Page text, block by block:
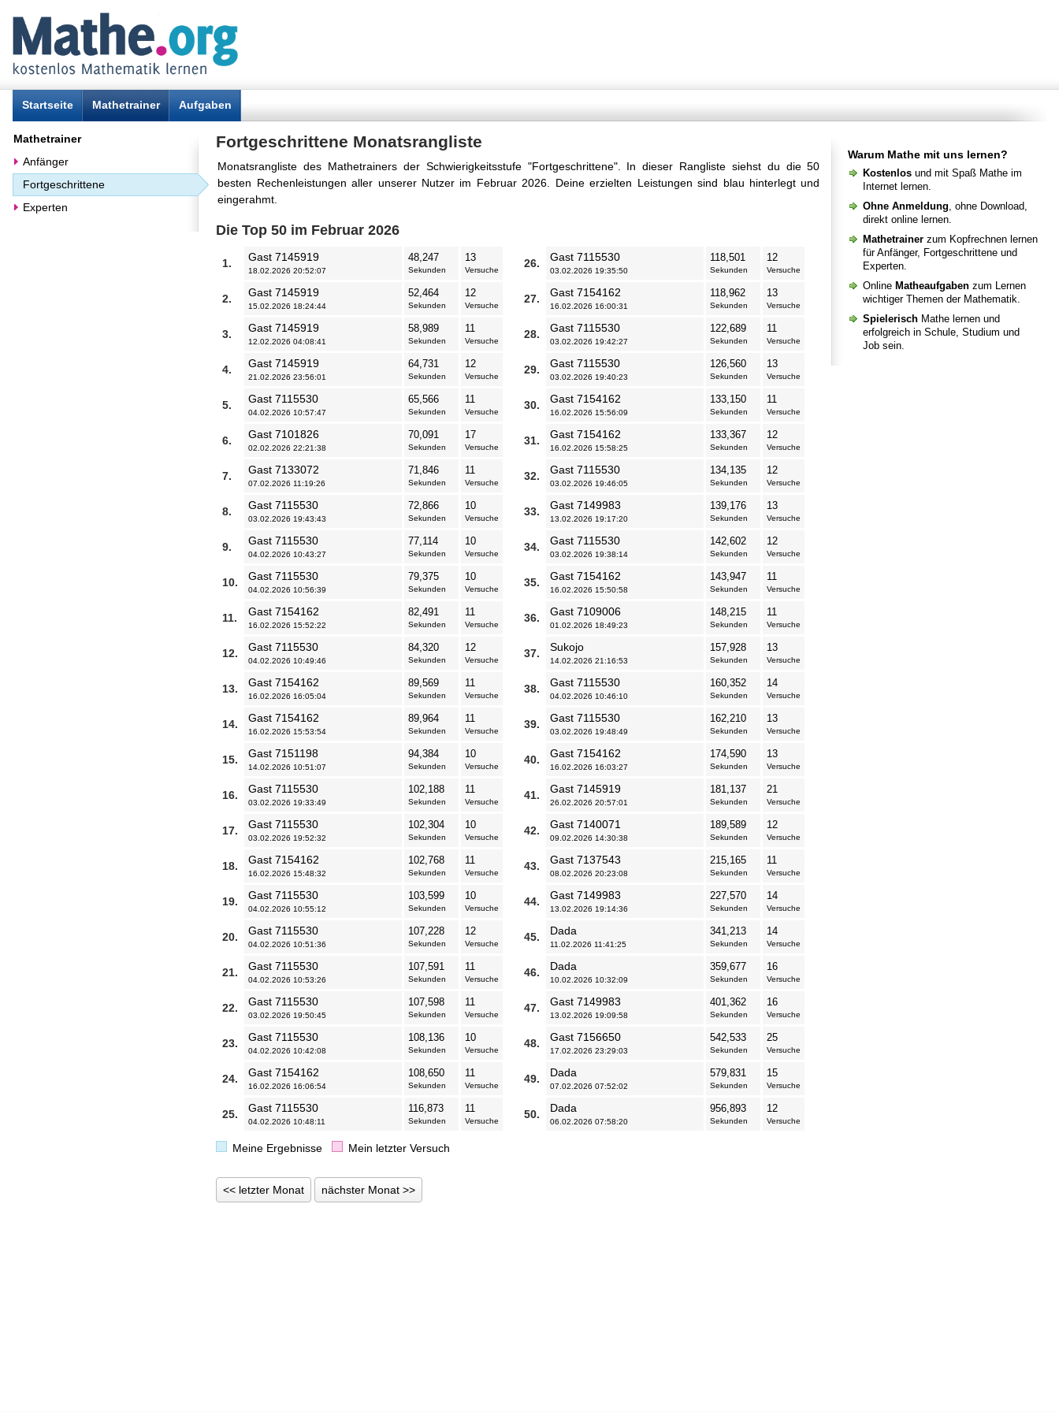
Startseite Mathetrainer Aufgaben
Mathetrainer
Anfänger
Fortgeschrittene
Experten
Fortgeschrittene Monatsrangliste
Monatsrangliste des Mathetrainers der Schwierigkeitsstufe "Fortgeschrittene". In dieser Rangliste siehst du die 50
besten Rechenleistungen aller unserer Nutzer im Februar 2026. Deine erzielten Leistungen sind blau hinterlegt und
eingerahmt.
Die Top 50 im Februar 2026
1. Gast 7145919
18.02.2026 20:52:07
48,247
Sekunden
13
Versuche
2. Gast 7145919
15.02.2026 18:24:44
52,464
Sekunden
12
Versuche
3. Gast 7145919
12.02.2026 04:08:41
58,989
Sekunden
11
Versuche
4. Gast 7145919
21.02.2026 23:56:01
64,731
Sekunden
12
Versuche
5. Gast 7115530
04.02.2026 10:57:47
65,566
Sekunden
11
Versuche
6. Gast 7101826
02.02.2026 22:21:38
70,091
Sekunden
17
Versuche
7. Gast 7133072
07.02.2026 11:19:26
71,846
Sekunden
11
Versuche
8. Gast 7115530
03.02.2026 19:43:43
72,866
Sekunden
10
Versuche
9. Gast 7115530
04.02.2026 10:43:27
77,114
Sekunden
10
Versuche
10. Gast 7115530
04.02.2026 10:56:39
79,375
Sekunden
10
Versuche
11. Gast 7154162
16.02.2026 15:52:22
82,491
Sekunden
11
Versuche
12. Gast 7115530
04.02.2026 10:49:46
84,320
Sekunden
12
Versuche
13. Gast 7154162
16.02.2026 16:05:04
89,569
Sekunden
11
Versuche
14. Gast 7154162
16.02.2026 15:53:54
89,964
Sekunden
11
Versuche
15. Gast 7151198
14.02.2026 10:51:07
94,384
Sekunden
10
Versuche
16. Gast 7115530
03.02.2026 19:33:49
102,188
Sekunden
11
Versuche
17. Gast 7115530
03.02.2026 19:52:32
102,304
Sekunden
10
Versuche
18. Gast 7154162
16.02.2026 15:48:32
102,768
Sekunden
11
Versuche
19. Gast 7115530
04.02.2026 10:55:12
103,599
Sekunden
10
Versuche
20. Gast 7115530
04.02.2026 10:51:36
107,228
Sekunden
12
Versuche
21. Gast 7115530
04.02.2026 10:53:26
107,591
Sekunden
11
Versuche
22. Gast 7115530
03.02.2026 19:50:45
107,598
Sekunden
11
Versuche
23. Gast 7115530
04.02.2026 10:42:08
108,136
Sekunden
10
Versuche
24. Gast 7154162
16.02.2026 16:06:54
108,650
Sekunden
11
Versuche
25. Gast 7115530
04.02.2026 10:48:11
116,873
Sekunden
11
Versuche
26. Gast 7115530
03.02.2026 19:35:50
118,501
Sekunden
12
Versuche
27. Gast 7154162
16.02.2026 16:00:31
118,962
Sekunden
13
Versuche
28. Gast 7115530
03.02.2026 19:42:27
122,689
Sekunden
11
Versuche
29. Gast 7115530
03.02.2026 19:40:23
126,560
Sekunden
13
Versuche
30. Gast 7154162
16.02.2026 15:56:09
133,150
Sekunden
11
Versuche
31. Gast 7154162
16.02.2026 15:58:25
133,367
Sekunden
12
Versuche
32. Gast 7115530
03.02.2026 19:46:05
134,135
Sekunden
12
Versuche
33. Gast 7149983
13.02.2026 19:17:20
139,176
Sekunden
13
Versuche
34. Gast 7115530
03.02.2026 19:38:14
142,602
Sekunden
12
Versuche
35. Gast 7154162
16.02.2026 15:50:58
143,947
Sekunden
11
Versuche
36. Gast 7109006
01.02.2026 18:49:23
148,215
Sekunden
11
Versuche
37. Sukojo
14.02.2026 21:16:53
157,928
Sekunden
13
Versuche
38. Gast 7115530
04.02.2026 10:46:10
160,352
Sekunden
14
Versuche
39. Gast 7115530
03.02.2026 19:48:49
162,210
Sekunden
13
Versuche
40. Gast 7154162
16.02.2026 16:03:27
174,590
Sekunden
13
Versuche
41. Gast 7145919
26.02.2026 20:57:01
181,137
Sekunden
21
Versuche
42. Gast 7140071
09.02.2026 14:30:38
189,589
Sekunden
12
Versuche
43. Gast 7137543
08.02.2026 20:23:08
215,165
Sekunden
11
Versuche
44. Gast 7149983
13.02.2026 19:14:36
227,570
Sekunden
14
Versuche
45. Dada
11.02.2026 11:41:25
341,213
Sekunden
14
Versuche
46. Dada
10.02.2026 10:32:09
359,677
Sekunden
16
Versuche
47. Gast 7149983
13.02.2026 19:09:58
401,362
Sekunden
16
Versuche
48. Gast 7156650
17.02.2026 23:29:03
542,533
Sekunden
25
Versuche
49. Dada
07.02.2026 07:52:02
579,831
Sekunden
15
Versuche
50. Dada
06.02.2026 07:58:20
956,893
Sekunden
12
Versuche
Meine Ergebnisse Mein letzter Versuch
<< letzter Monat nächster Monat >>
Warum Mathe mit uns lernen?
Kostenlosund mit Spaß Mathe im
Internet lernen.
Ohne Anmeldung, ohne Download,
direkt online lernen.
Mathetrainerzum Kopfrechnen lernen
für Anfänger, Fortgeschrittene und
Experten.
Online Matheaufgabenzum Lernen
wichtiger Themen der Mathematik.
SpielerischMathe lernen und
erfolgreich in Schule, Studium und
Job sein.